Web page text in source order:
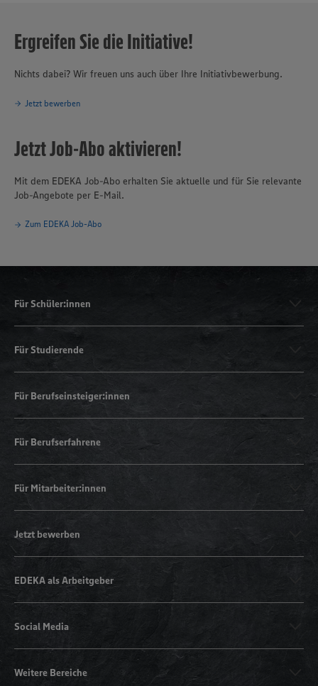
Ergreifen Sie die Initiative!
Nichts dabei? Wir freuen uns auch über Ihre Initiativbewerbung.
Jetzt bewerben
Jetzt Job-Abo aktivieren!
Mit dem EDEKA Job-Abo erhalten Sie aktuelle und für Sie relevante
Job-Angebote per E-Mail.
Zum EDEKA Job-Abo
Für Schüler:innen
Für Studierende
Für Berufseinsteiger:innen
Für Berufserfahrene
Für Mitarbeiter:innen
Jetzt bewerben
EDEKA als Arbeitgeber
Social Media
Weitere Bereiche